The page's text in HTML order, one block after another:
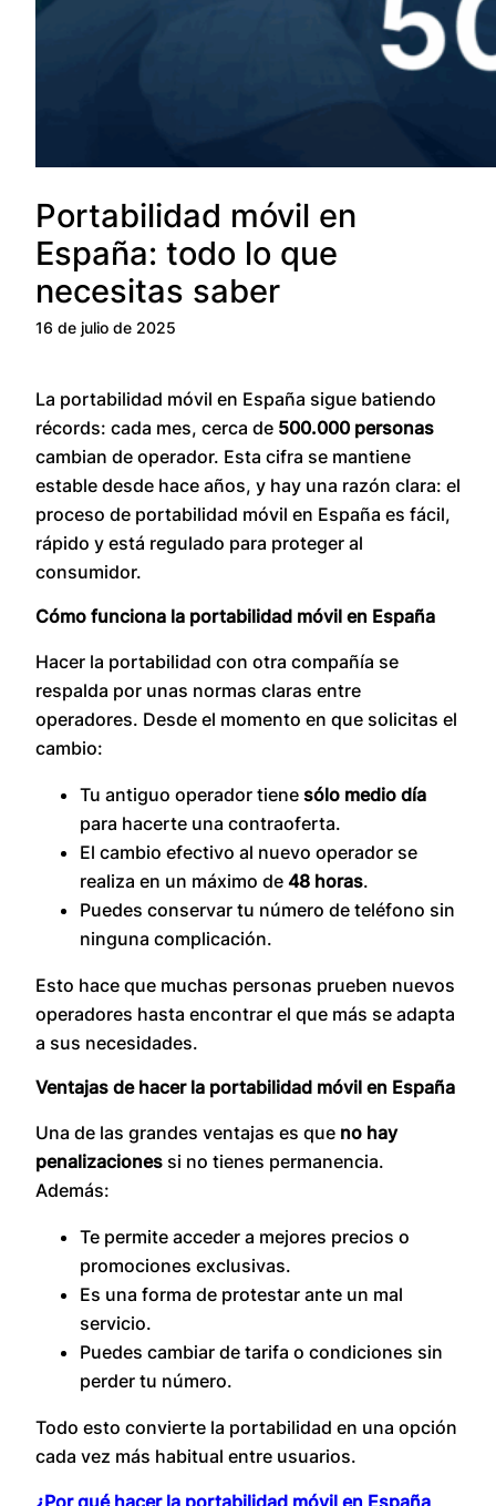
Portabilidad móvil en
España: todo lo que
necesitas saber
16 de julio de 2025
La portabilidad móvil en España sigue batiendo
récords: cada mes, cerca de 500.000 personas
cambian de operador. Esta cifra se mantiene
estable desde hace años, y hay una razón clara: el
proceso de portabilidad móvil en España es fácil,
rápido y está regulado para proteger al
consumidor.
Cómo funciona la portabilidad móvil en España
Hacer la portabilidad con otra compañía se
respalda por unas normas claras entre
operadores. Desde el momento en que solicitas el
cambio:
Tu antiguo operador tiene sólo medio día
para hacerte una contraoferta.
El cambio efectivo al nuevo operador se
realiza en un máximo de 48 horas.
Puedes conservar tu número de teléfono sin
ninguna complicación.
Esto hace que muchas personas prueben nuevos
operadores hasta encontrar el que más se adapta
a sus necesidades.
Ventajas de hacer la portabilidad móvil en España
Una de las grandes ventajas es que no hay
penalizaciones si no tienes permanencia.
Además:
Te permite acceder a mejores precios o
promociones exclusivas.
Es una forma de protestar ante un mal
servicio.
Puedes cambiar de tarifa o condiciones sin
perder tu número.
Todo esto convierte la portabilidad en una opción
cada vez más habitual entre usuarios.
¿Por qué hacer la portabilidad móvil en España